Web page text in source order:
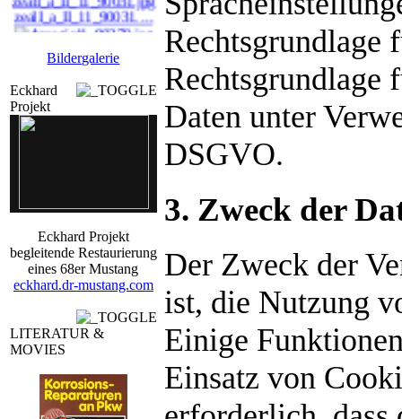
zeaII_a_II_11_90031. ...
dosecl_okt_15_90449. ...
Bildergalerie
Eckhard
Projekt
Eckhard Projekt
begleitende Restaurierung
eines 68er Mustang
eckhard.dr-mustang.com
LITERATUR &
MOVIES
Rechtsgrundlage
Rechtsgrundlage
Daten unter
DSGVO.
3. Zweck der
Der Zweck der
ist, die Nutzung
Einige
Einsatz von